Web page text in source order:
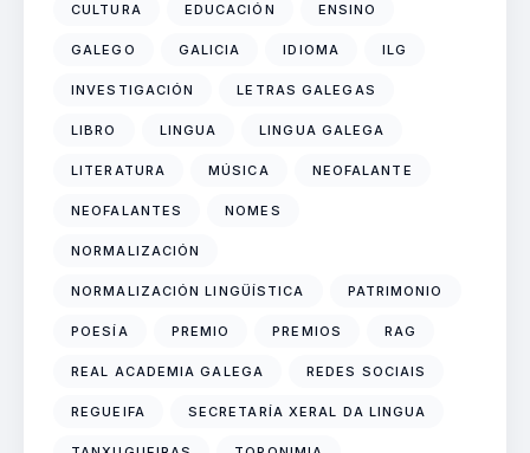
CULTURA EDUCACIÓN ENSINO
GALEGO GALICIA IDIOMA ILG
INVESTIGACIÓN LETRAS GALEGAS
LIBRO LINGUA LINGUA GALEGA
LITERATURA MÚSICA NEOFALANTE
NEOFALANTES NOMES
NORMALIZACIÓN
NORMALIZACIÓN LINGÜÍSTICA PATRIMONIO
POESÍA PREMIO PREMIOS RAG
REAL ACADEMIA GALEGA REDES SOCIAIS
REGUEIFA SECRETARÍA XERAL DA LINGUA